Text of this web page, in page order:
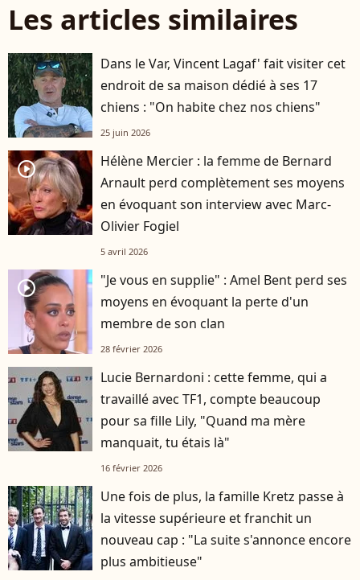
Les articles similaires
Dans le Var, Vincent Lagaf' fait visiter cet
endroit de sa maison dédié à ses 17
chiens : "On habite chez nos chiens"
25 juin 2026
player2
Hélène Mercier : la femme de Bernard
Arnault perd complètement ses moyens
en évoquant son interview avec Marc-
Olivier Fogiel
5 avril 2026
player2
"Je vous en supplie" : Amel Bent perd ses
moyens en évoquant la perte d'un
membre de son clan
28 février 2026
Lucie Bernardoni : cette femme, qui a
travaillé avec TF1, compte beaucoup
pour sa fille Lily, "Quand ma mère
manquait, tu étais là"
16 février 2026
Une fois de plus, la famille Kretz passe à
la vitesse supérieure et franchit un
nouveau cap : "La suite s'annonce encore
plus ambitieuse"